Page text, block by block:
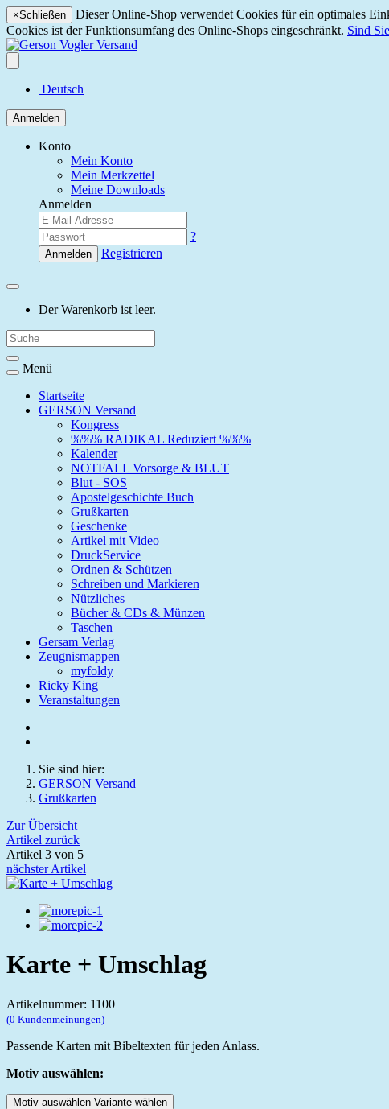
×Schließen
Dieser Online-Shop verwendet Cookies für ein optimales
Cookies ist der Funktionsumfang des Online-Shops eingeschränkt. Sind
Deutsch
Anmelden
Konto
Mein Konto
Mein Merkzettel
Meine Downloads
Anmelden
?
Anmelden Registrieren
Der Warenkorb ist leer.
Menü
Startseite
GERSON Versand
Kongress
%%% RADIKAL Reduziert %%%
Kalender
NOTFALL Vorsorge & BLUT
Blut - SOS
Apostelgeschichte Buch
Grußkarten
Geschenke
Artikel mit Video
DruckService
Ordnen & Schützen
Schreiben und Markieren
Nützliches
Bücher & CDs & Münzen
Taschen
Gersam Verlag
Zeugnismappen
myfoldy
Ricky King
Veranstaltungen
Sie sind hier:
GERSON Versand
Grußkarten
Zur Übersicht
Artikel zurück
Artikel 3 von 5
nächster Artikel
Karte + Umschlag
Artikelnummer: 1100
(0 Kundenmeinungen)
Passende Karten mit Bibeltexten für jeden Anlass.
Motiv auswählen:
Motiv auswählen Variante wählen